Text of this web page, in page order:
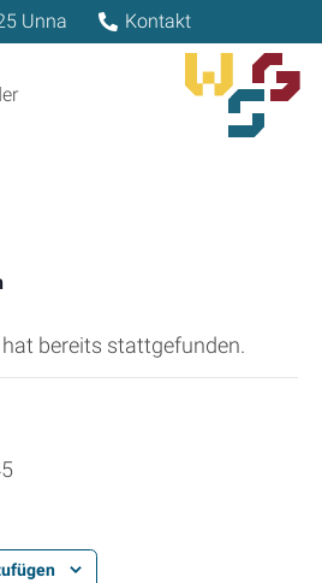
Unna Kontakt
bereits stattgefunden.